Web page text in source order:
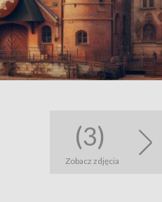
(3)
Zobacz zdjęcia